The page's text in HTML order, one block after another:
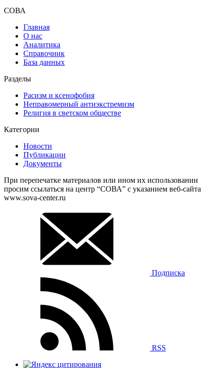
СОВА
Главная
О нас
Аналитика
Справочник
База данных
Разделы
Расизм и ксенофобия
Неправомерный антиэкстремизм
Религия в светском обществе
Категории
Новости
Публикации
Документы
При перепечатке материалов или ином их использовании
просим ссылаться на центр “СОВА” с указанием веб-сайта
www.sova-center.ru
Подписка
RSS